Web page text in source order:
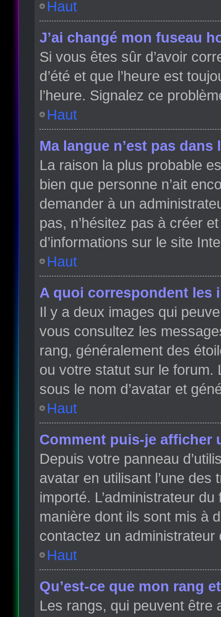
Haut
J’ai changé mon fuseau
Si vous êtes sûr d’avoir
d’été et que l’heure est
l’heure. Signalez ce
Haut
Ma langue n’est pas dans
La raison la plus probable
bien que personne n’ait
demander à un
pas, n’hésitez pas à créer
d’informations sur le site
Haut
A quoi correspondent les
Il y a deux images qui
vous consultez les
rang, généralement des
ou votre statut sur le forum.
sous le nom d’avatar et
Haut
Comment puis-je afficher
Depuis votre panneau
avatar en utilisant l’une
importé. L’administrateur
manière dont ils sont mis à
contactez un administrateur
Haut
Qu’est-ce que mon rang
Les rangs, qui peuvent être